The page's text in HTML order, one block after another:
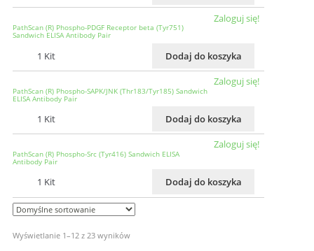
PathScan (R) Phospho-PDGF Receptor beta (Tyr751)
Sandwich ELISA Antibody Pair
1 Kit
Zaloguj się!
Dodaj do koszyka
PathScan (R) Phospho-SAPK/JNK (Thr183/Tyr185) Sandwich
ELISA Antibody Pair
1 Kit
Zaloguj się!
Dodaj do koszyka
PathScan (R) Phospho-Src (Tyr416) Sandwich ELISA
Antibody Pair
1 Kit
Zaloguj się!
Dodaj do koszyka
Wyświetlanie 1–12 z 23 wyników